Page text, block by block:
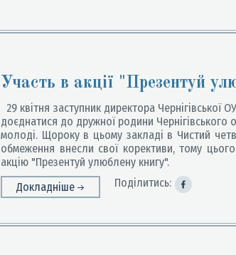
Участь в акції "Презентуй
29 квітня заступник директора
доєднатися до дружної родини Чернігівського
молоді. Щороку в цьому закладі в Чистий
обмеження внесли свої корективи, тому
акцію "Презентуй улюблену книгу".
Докладніше
Поділитись: